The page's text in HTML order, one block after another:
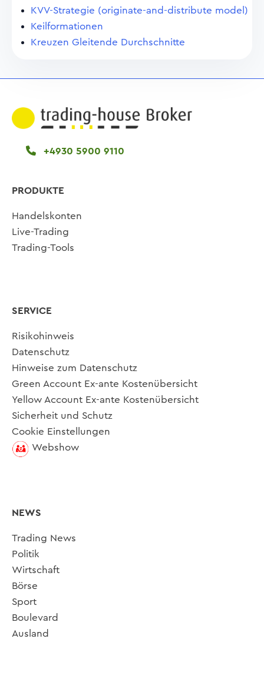
KVV-Strategie (originate-and-distribute model)
Keilformationen
Kreuzen Gleitende Durchschnitte
+4930 5900 9110
PRODUKTE
Handelskonten
Live-Trading
Trading-Tools
SERVICE
Risikohinweis
Datenschutz
Hinweise zum Datenschutz
Green Account Ex-ante Kostenübersicht
Yellow Account Ex-ante Kostenübersicht
Sicherheit und Schutz
Cookie Einstellungen
Webshow
NEWS
Trading News
Politik
Wirtschaft
Börse
Sport
Boulevard
Ausland